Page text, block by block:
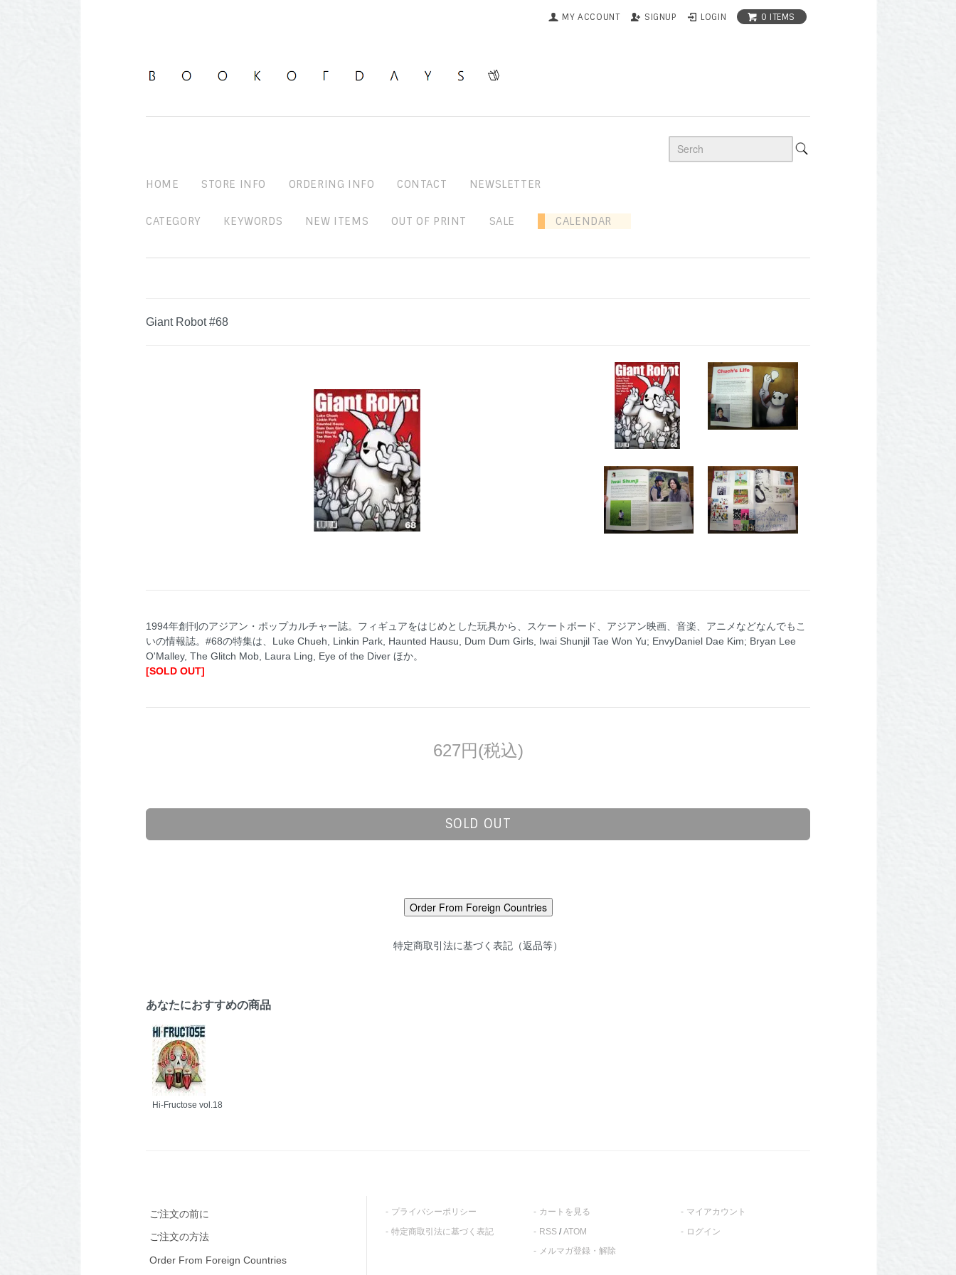
MY ACCOUNT SIGNUP LOGIN 0 ITEMS
HOME STORE INFO ORDERING INFO CONTACT NEWSLETTER
CATEGORY KEYWORDS NEW ITEMS OUT OF PRINT SALE CALENDAR
Giant Robot #68
1994年創刊のアジアン・ポップカルチャー誌。フィギュアをはじめとした玩具から、スケートボード、アジアン映画、音楽、アニメなどなんでもこ
いの情報誌。#68の特集は、Luke Chueh, Linkin Park, Haunted Hausu, Dum Dum Girls, Iwai Shunjil Tae Won Yu; EnvyDaniel Dae Kim; Bryan Lee
O'Malley, The Glitch Mob, Laura Ling, Eye of the Diver ほか。
[SOLD OUT]
627円(税込)
SOLD OUT
特定商取引法に基づく表記（返品等）
あなたにおすすめの商品
Hi-Fructose vol.18
ご注文の前に
ご注文の方法
Order From Foreign Countries
プライバシーポリシー
特定商取引法に基づく表記
カートを見る
RSS/ATOM
メルマガ登録・解除
マイアカウント
ログイン